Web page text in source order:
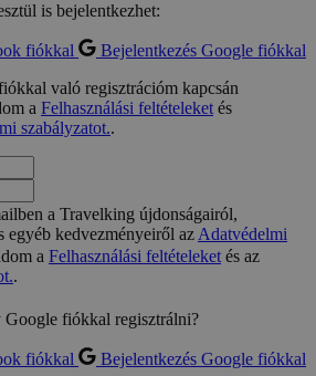
is bejelentkezhet:
fiókkal
Bejelentkezés Google fiókkal
való regisztrációm kapcsán
a Felhasználási feltételeketés
szabályzatot..
a Travelking újdonságairól,
egyéb kedvezményeiről azAdatvédelmi
a Felhasználási feltételeketés az
.
Google fiókkal regisztrálni?
fiókkal
Bejelentkezés Google fiókkal